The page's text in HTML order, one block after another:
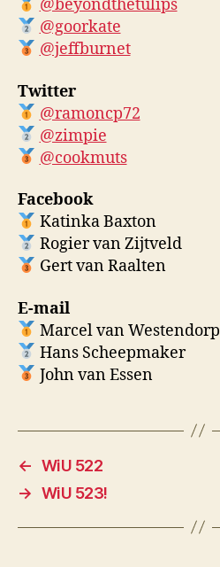
@beyondthetulips
@goorkate
@jeffburnet
Twitter
@ramoncp72
@zimpie
@cookmuts
Facebook
Katinka Baxton
Rogier van Zijtveld
Gert van Raalten
E-mail
Marcel van Westendorp
Hans Scheepmaker
John van Essen
← WiU 522
→ WiU 523!